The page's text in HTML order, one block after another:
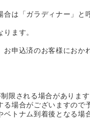
は「ガラディナー」と
ます。
申込済のお客様におか
限される場合があります
場合がございますので
トナム到着後となる場